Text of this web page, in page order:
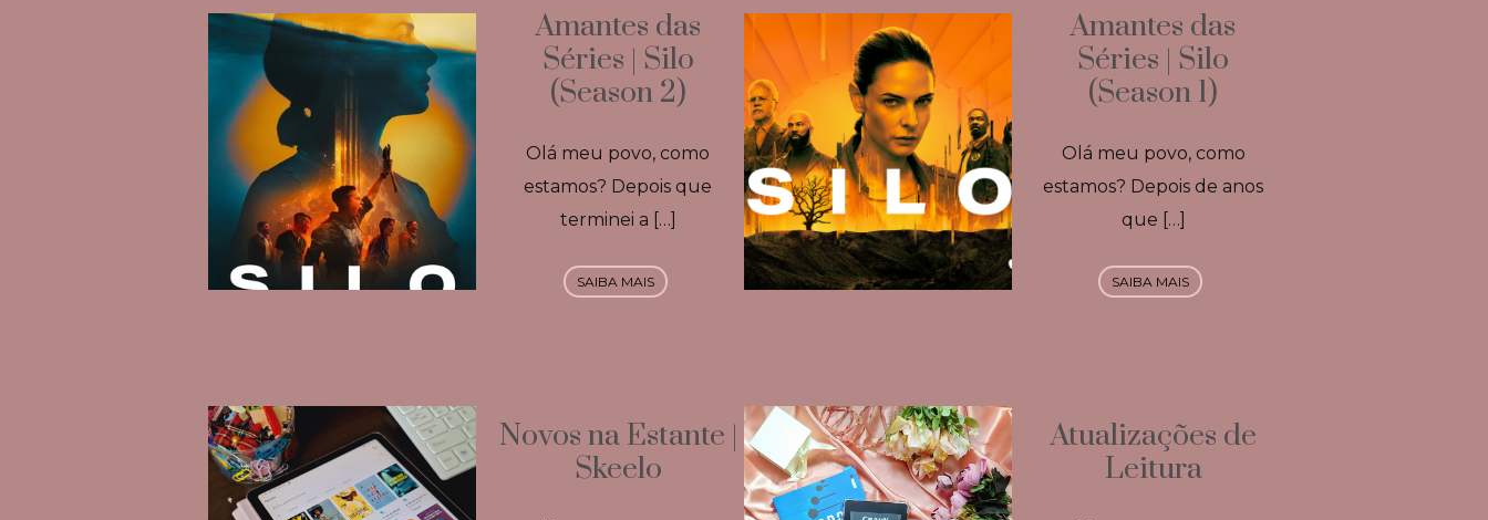
Amantes das
Séries | Silo
(Season 2)
Olá meu povo, como
estamos? Depois que
terminei a […]
SAIBA MAIS
Amantes das
Séries | Silo
(Season 1)
Olá meu povo, como
estamos? Depois de anos
que […]
SAIBA MAIS
Novos na Estante |
Skeelo
Atualizações de
Leitura